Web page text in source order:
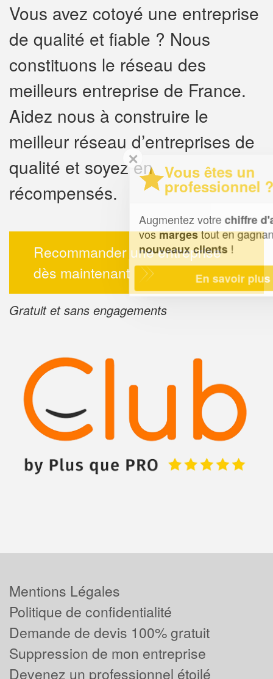
Vous avez cotoyé une entreprise
de qualité et fiable ? Nous
constituons le réseau des
meilleurs entreprise de France.
Aidez nous à construire le
meilleur réseau d’entreprises de
qualité et soyez en
récompensés.
Recommander une entreprise
dès maintenant
Gratuit et sans engagements
✕
Vous êtes un
professionnel ?
Augmentez votrechiffre d'affaireset
vosmargestout en gagnant de
nouveaux clients!
En savoir plus
Mentions Légales
Politique de confidentialité
Demande de devis 100% gratuit
Suppression de mon entreprise
Devenez un professionnel étoilé